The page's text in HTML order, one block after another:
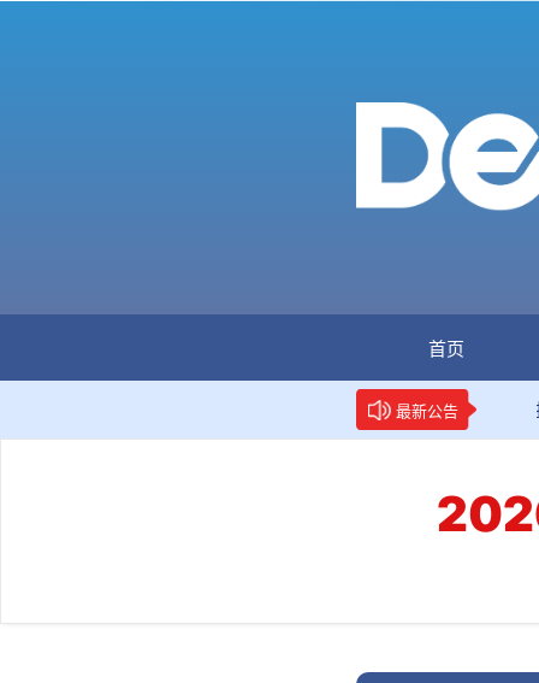
首页
最新公告
新华网权威报道：两项